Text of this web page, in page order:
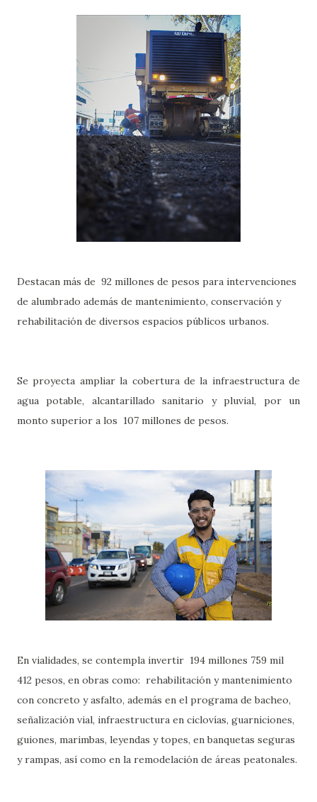
Destacan más de 92 millones de pesos para intervenciones
de alumbrado además de mantenimiento, conservación y
rehabilitación de diversos espacios públicos urbanos.
Se proyecta ampliar la cobertura de la infraestructura de
agua potable, alcantarillado sanitario y pluvial, por un
monto superior a los 107 millones de pesos.
En vialidades, se contempla invertir 194 millones 759 mil
412 pesos, en obras como: rehabilitación y mantenimiento
con concreto y asfalto, además en el programa de bacheo,
señalización vial, infraestructura en ciclovías, guarniciones,
guiones, marimbas, leyendas y topes, en banquetas seguras
y rampas, así como en la remodelación de áreas peatonales.